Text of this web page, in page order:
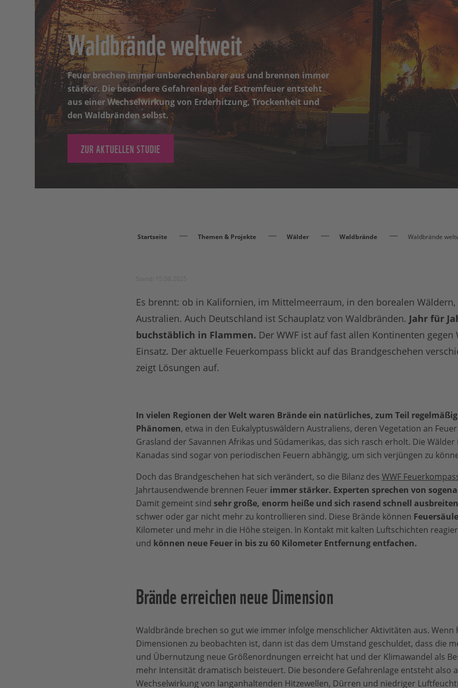
Waldbrände weltweit
Feuer brechen immer unberechenbarer aus und brennen immer
stärker. Die besondere Gefahrenlage der Extremfeuer entsteht
aus einer Wechselwirkung von Erderhitzung, Trockenheit und
den Waldbränden selbst.
ZUR AKTUELLEN STUDIE
Startseite Themen & Projekte Wälder Waldbrände Waldbrände
Es brennt: ob in Kalifornien, im Mittelmeerraum, in den borealen
Australien. Auch Deutschland ist Schauplatz von Waldbränden. Jahr für
buchstäblich in Flammen. Der WWF ist auf fast allen Kontinenten
Einsatz. Der aktuelle Feuerkompass blickt auf das Brandgeschehen
zeigt Lösungen auf.
In vielen Regionen der Welt waren Brände ein natürliches, zum Teil regelmäßig
Phänomen, etwa in den Eukalyptuswäldern Australiens, deren Vegetation an
Grasland der Savannen Afrikas und Südamerikas, das sich rasch erholt. Die
Kanadas sind sogar von periodischen Feuern abhängig, um sich verjüngen zu
Doch das Brandgeschehen hat sich verändert, so die Bilanz des WWF
Jahrtausendwende brennen Feuer immer stärker. Experten sprechen von
Damit gemeint sind sehr große, enorm heiße und sich rasend schnell
schwer oder gar nicht mehr zu kontrollieren sind. Diese Brände können
Kilometer und mehr in die Höhe steigen. In Kontakt mit kalten Luftschichten
und können neue Feuer in bis zu 60 Kilometer Entfernung entfachen.
Brände erreichen neue Dimension
Waldbrände brechen so gut wie immer infolge menschlicher Aktivitäten aus. Wenn
Dimensionen zu beobachten ist, dann ist das dem Umstand geschuldet, dass die
und Übernutzung neue Größenordnungen erreicht hat und der Klimawandel als
mehr Intensität dramatisch beisteuert. Die besondere Gefahrenlage entsteht also
Wechselwirkung von langanhaltenden Hitzewellen, Dürren und niedriger